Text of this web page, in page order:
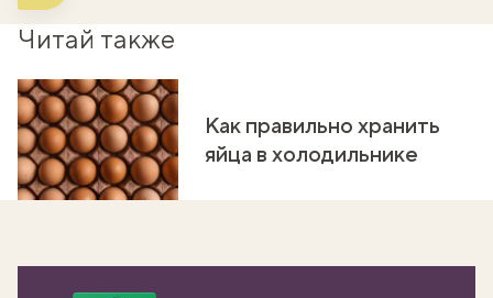
Читай также
Как правильно хранить
яйца в холодильнике